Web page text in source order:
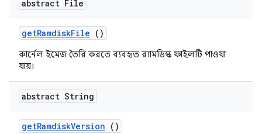
abstract File
getRamdiskFile ()
কার্নেল ইমেজ তৈরি করতে ব্যবহৃত র‍্যামডিস্ক ফাইলটি পাওয়া
যায়।
abstract String
getRamdiskVersion ()